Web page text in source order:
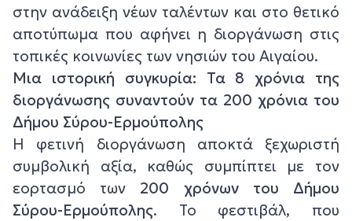
στην ανάδειξη νέων ταλέντων και στο θετικό
αποτύπωμα που αφήνει η διοργάνωση στις
τοπικές κοινωνίες των νησιών του Αιγαίου.
Μια ιστορική συγκυρία: Τα 8 χρόνια της
διοργάνωσης συναντούν τα 200 χρόνια του
Δήμου Σύρου-Ερμούπολης
Η φετινή διοργάνωση αποκτά ξεχωριστή
συμβολική αξία, καθώς συμπίπτει με τον
εορτασμό των 200 χρόνων του Δήμου
Σύρου-Ερμούπολης. Το φεστιβάλ, που